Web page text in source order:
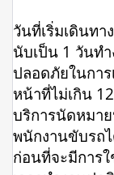
วันที่เริ่มเดินทา
นับเป็น 1 วันท
ปลอดภัยในกา
หน้าที่ไม่เกิน
บริการนัดหมา
พนักงานขับรถ
ก่อนที่จะมีการ